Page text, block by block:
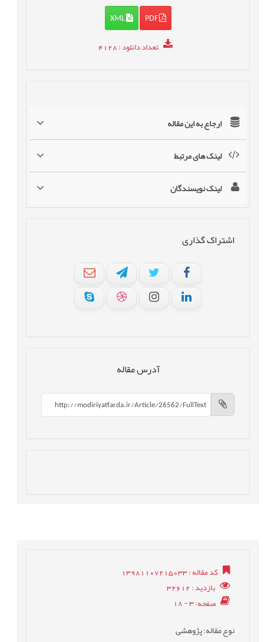
PDF
XML
تعداد دانلود: 4128
ارجاع به این مقاله
لینک های مرتبط
لینک نویسندگان
اشتراک گذاری
آدرس مقاله
کد مقاله: 13981107215033
بازدید: 32612
صفحه: 3 - 18
نوع مقاله: پژوهشی